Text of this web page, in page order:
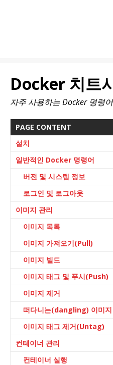
Docker 치트
자주 사용하는 Docker 명령
PAGE CONTENT
설치
일반적인 Docker 명령어
버전 및 시스템 정보
로그인 및 로그아웃
이미지 관리
이미지 목록
이미지 가져오기(Pull)
이미지 빌드
이미지 태그 및 푸시(Push)
이미지 제거
떠다니는(dangling) 이미지
이미지 태그 제거(Untag)
컨테이너 관리
컨테이너 실행